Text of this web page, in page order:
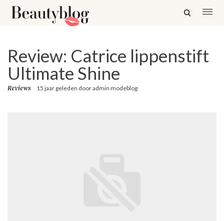
Review: Catrice lippenstift
Ultimate Shine
Reviews 15 jaar geleden dooradmin modeblog